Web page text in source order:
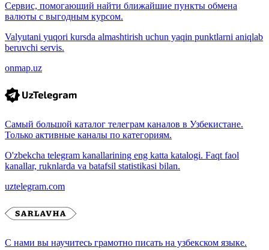
Сервис, помогающий найти ближайшие пункты обмена
валюты с выгодным курсом.
Valyutani yuqori kursda almashtirish uchun yaqin punktlarni aniqlab
beruvchi servis.
onmap.uz
Самый большой каталог телеграм каналов в Узбекистане.
Только активные каналы по категориям.
O'zbekcha telegram kanallarining eng katta katalogi. Faqt faol
kanallar, ruknlarda va batafsil statistikasi bilan.
uztelegram.com
С нами вы научитесь грамотно писать на узбекском языке.